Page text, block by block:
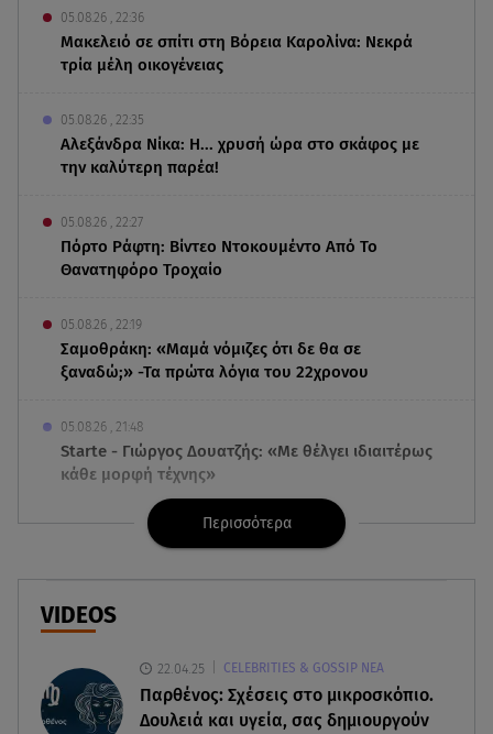
05.08.26 , 22:36
Μακελειό σε σπίτι στη Βόρεια Καρολίνα: Νεκρά
τρία μέλη οικογένειας
05.08.26 , 22:35
Αλεξάνδρα Νίκα: Η... χρυσή ώρα στο σκάφος με
την καλύτερη παρέα!
05.08.26 , 22:27
Πόρτο Ράφτη: Bίντεο Ντοκουμέντο Από Το
Θανατηφόρο Τροχαίο
05.08.26 , 22:19
Σαμοθράκη: «Μαμά νόμιζες ότι δε θα σε
ξαναδώ;» -Τα πρώτα λόγια του 22χρονου
05.08.26 , 21:48
Starte - Γιώργος Δουατζής: «Με θέλγει ιδιαιτέρως
κάθε μορφή τέχνης»
«Στην κόψη του ξυραφιού» οι συνομιλίες ΗΠΑ –
Ιράν
05.08.26 , 21:22
Ευρυδίκη Βαλαβάνη για Γρηγόρη Μόργκαν:
«Oνειρευόμουν έναν άντρα σαν εσένα»
Περισσότερα
VIDEOS
22.04.25 CELEBRITIES & GOSSIP ΝΕΑ
Παρθένος: Σχέσεις στο μικροσκόπιο.
Δουλειά και υγεία, σας δημιουργούν